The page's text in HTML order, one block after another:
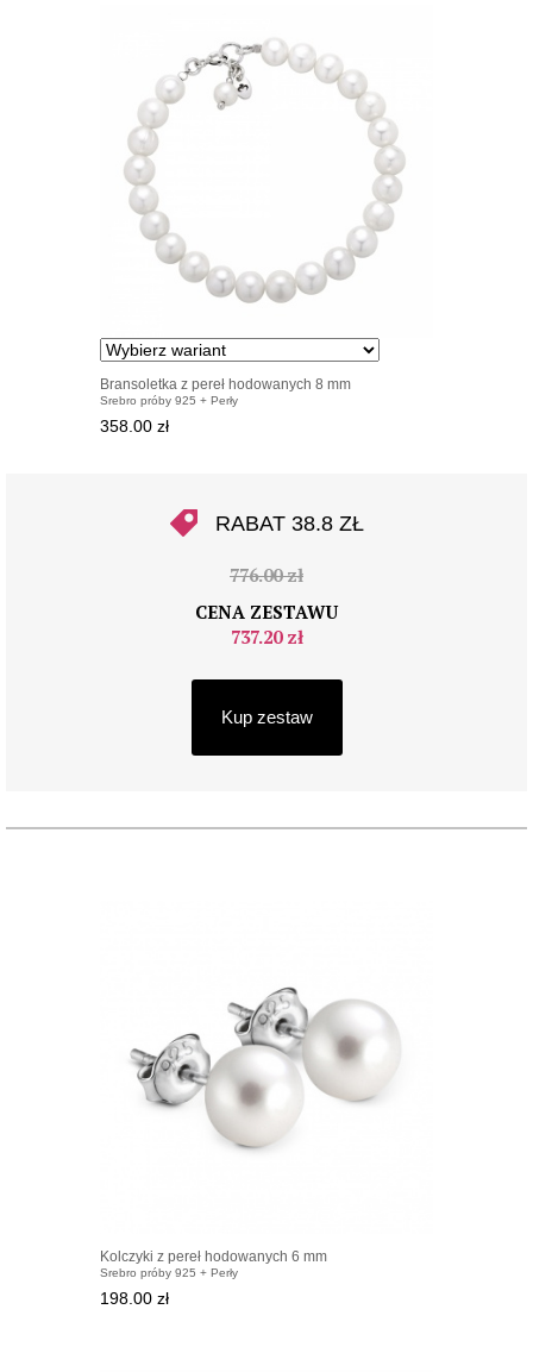
Bransoletka z pereł hodowanych 8 mm
Srebro próby 925 + Perły
358.00 zł
RABAT 38.8 ZŁ
776.00 zł
CENA ZESTAWU
737.20 zł
Kup zestaw
Kolczyki z pereł hodowanych 6 mm
Srebro próby 925 + Perły
198.00 zł